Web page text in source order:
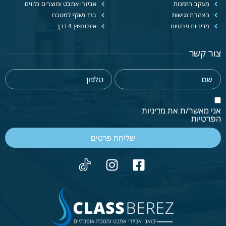
מעקב הזמנות
הצהרת נגישות
מדיניות פרטיות
אביזרי אמבט ומוצרים נלווים
ברז נשלף למטבח
אינטרפוץ 4 דרך
צור קשר
אני מאשר/ת את מדיניות
הפרטיות
שליחת פרטים